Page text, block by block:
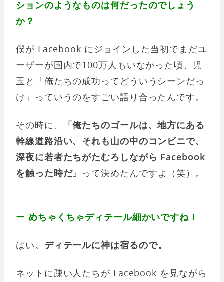
ションのようなものは何だったのでしょう
か？
僕が Facebook にジョインした当初でまだユ
ーザーが国内で100万人もいなかった頃、児
玉と「俺たちの成功ってどういうシーンだっ
け」っていうのをすごい語り合ったんです。
その時に、
「俺たちのゴールは、地方にある
幹線道路沿い、それも山の中のコンビニで、
深夜に若者たちがたむろしながら Facebook
を触った時だ」 って決めたんですよ（笑）。
ー めちゃくちゃディテール細かいですね！
はい。 ディテールに神は宿るので。
ネットに疎い人たちが Facebook を見ながら